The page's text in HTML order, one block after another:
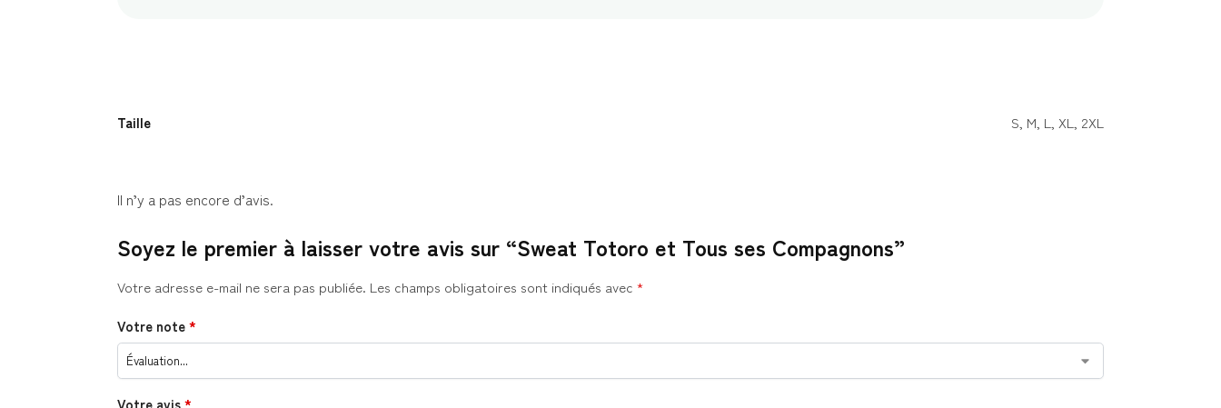
Taille S, M, L, XL, 2XL
Il n’y a pas encore d’avis.
Soyez le premier à laisser votre avis sur “Sweat Totoro et Tous ses Compagnons”
Votre adresse e-mail ne sera pas publiée. Les champs obligatoires sont indiqués avec *
Votre note*
Votre avis*